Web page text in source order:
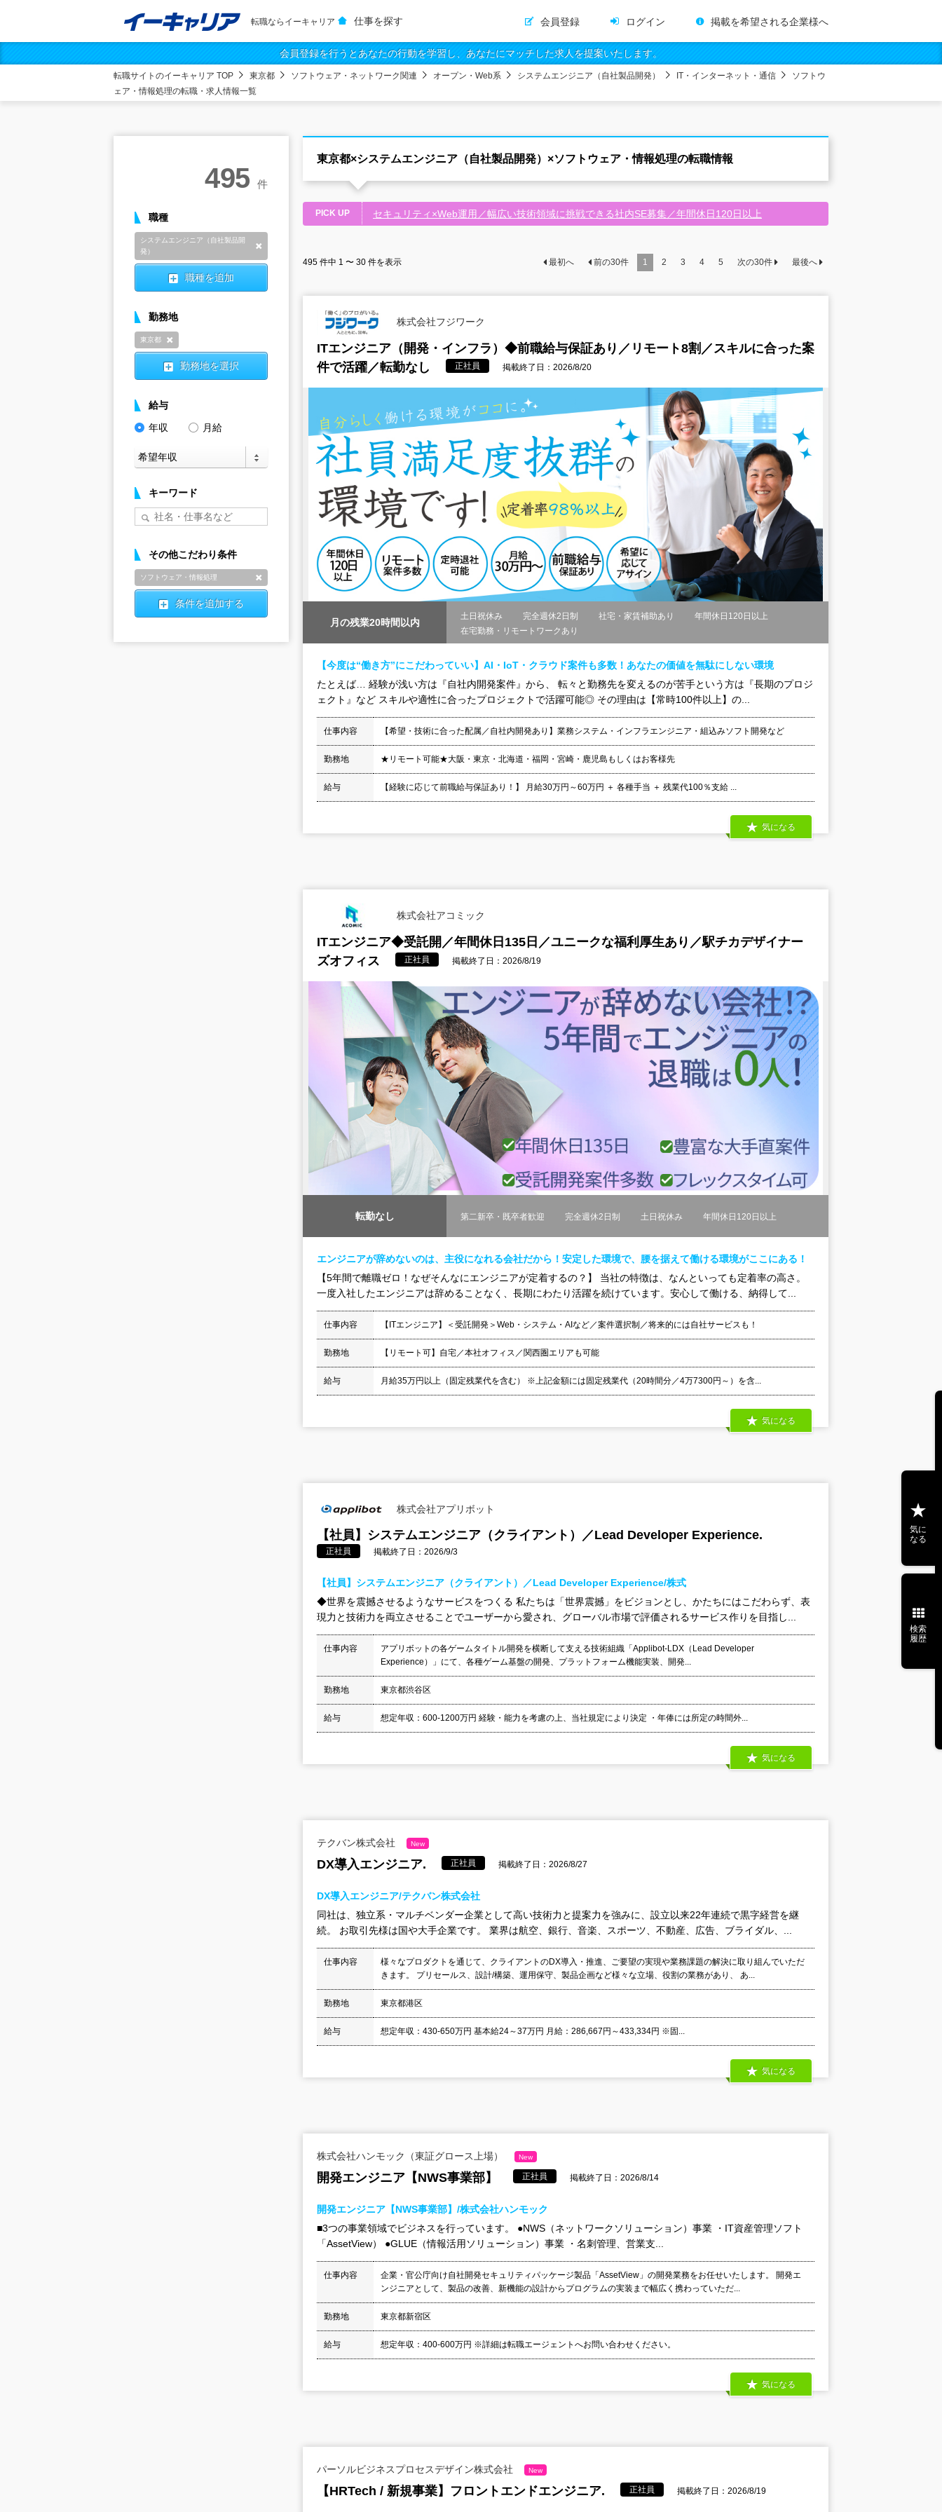
転職ならイーキャリア 仕事を探す 会員登録 ログイン 掲載を希望される企業様へ
会員登録を行うとあなたの行動を学習し、あなたにマッチした求人を提案いたします。
転職サイトのイーキャリア TOP 東京都 ソフトウェア・ネットワーク関連 オープン・Web系 システムエンジニア（自社製品開発） IT・インターネット・通信
ソフトウ
ェア・情報処理の転職・求人情報一覧
東京都×システムエンジニア（自社製品開発）×ソフトウェア・情報処理の転職情報
PICK UP セキュリティ×Web運用／幅広い技術領域に挑戦できる社内SE募集／年間休日120日以上
495 件中 1 〜 30 件を表示 最初へ 前の30件 1 2 3 4 5 次の30件 最後へ
株式会社フジワーク
ITエンジニア（開発・インフラ）◆前職給与保証あり／リモート8割／スキルに合った案
件で活躍／転勤なし
正社員 掲載終了日：2026/8/20
月の残業20時間以内
土日祝休み 完全週休2日制 社宅・家賃補助あり
年間休日120日以上
在宅勤務・リモートワークあり
【今度は“働き方”にこだわっていい】AI・IoT・クラウド案件も多数！あなたの価値を無駄にしない環境
たとえば… 経験が浅い方は『自社内開発案件』から、 転々と勤務先を変えるのが苦手という方は『長期のプロジ
ェクト』など スキルや適性に合ったプロジェクトで活躍可能◎ その理由は【常時100件以上】の...
仕事内容 【希望・技術に合った配属／自社内開発あり】業務システム・インフラエンジニア・組込みソフト開発など
勤務地 ★リモート可能★大阪・東京・北海道・福岡・宮崎・鹿児島もしくはお客様先
給与 【経験に応じて前職給与保証あり！】 月給30万円～60万円 ＋ 各種手当 ＋ 残業代100％支給 ...
気になる
株式会社アコミック
ITエンジニア◆受託開／年間休日135日／ユニークな福利厚生あり／駅チカデザイナー
ズオフィス
正社員 掲載終了日：2026/8/19
転勤なし 第二新卒・既卒者歓迎 完全週休2日制 土日祝休み 年間休日120日以上
エンジニアが辞めないのは、主役になれる会社だから！安定した環境で、腰を据えて働ける環境がここにある！
【5年間で離職ゼロ！なぜそんなにエンジニアが定着するの？】 当社の特徴は、なんといっても定着率の高さ。
一度入社したエンジニアは辞めることなく、長期にわたり活躍を続けています。安心して働ける、納得して...
仕事内容 【ITエンジニア】＜受託開発＞Web・システム・AIなど／案件選択制／将来的には自社サービスも！
勤務地 【リモート可】自宅／本社オフィス／関西圏エリアも可能
給与 月給35万円以上（固定残業代を含む） ※上記金額には固定残業代（20時間分／4万7300円～）を含...
気になる
株式会社アプリボット
【社員】システムエンジニア（クライアント）／Lead Developer Experience.
正社員 掲載終了日：2026/9/3
【社員】システムエンジニア（クライアント）／Lead Developer Experience/株式
◆世界を震撼させるようなサービスをつくる 私たちは「世界震撼」をビジョンとし、かたちにはこだわらず、表
現力と技術力を両立させることでユーザーから愛され、グローバル市場で評価されるサービス作りを目指し...
仕事内容
アプリボットの各ゲームタイトル開発を横断して支える技術組織「Applibot-LDX（Lead Developer
Experience）」にて、各種ゲーム基盤の開発、プラットフォーム機能実装、開発...
勤務地 東京都渋谷区
給与 想定年収：600-1200万円 経験・能力を考慮の上、当社規定により決定 ・年俸には所定の時間外...
気になる
テクバン株式会社 New
DX導入エンジニア. 正社員 掲載終了日：2026/8/27
DX導入エンジニア/テクバン株式会社
同社は、独立系・マルチベンダー企業として高い技術力と提案力を強みに、設立以来22年連続で黒字経営を継
続。 お取引先様は国や大手企業です。 業界は航空、銀行、音楽、スポーツ、不動産、広告、ブライダル、...
仕事内容
様々なプロダクトを通じて、クライアントのDX導入・推進、ご要望の実現や業務課題の解決に取り組んでいただ
きます。 プリセールス、設計/構築、運用保守、製品企画など様々な立場、役割の業務があり、 あ...
勤務地 東京都港区
給与 想定年収：430-650万円 基本給24～37万円 月給：286,667円～433,334円 ※固...
気になる
株式会社ハンモック（東証グロース上場） New
開発エンジニア【NWS事業部】 正社員 掲載終了日：2026/8/14
開発エンジニア【NWS事業部】/株式会社ハンモック
■3つの事業領域でビジネスを行っています。 ●NWS（ネットワークソリューション）事業 ・IT資産管理ソフト
「AssetView） ●GLUE（情報活用ソリューション）事業 ・名刺管理、営業支...
仕事内容
企業・官公庁向け自社開発セキュリティパッケージ製品「AssetView」の開発業務をお任せいたします。 開発エ
ンジニアとして、製品の改善、新機能の設計からプログラムの実装まで幅広く携わっていただ...
勤務地 東京都新宿区
給与 想定年収：400-600万円 ※詳細は転職エージェントへお問い合わせください。
気になる
パーソルビジネスプロセスデザイン株式会社 New
【HRTech / 新規事業】フロントエンドエンジニア. 正社員 掲載終了日：2026/8/19
495 件
職種
システムエンジニア（自社製品開
発）
職種を追加
勤務地
東京都
勤務地を選択
給与
年収
月給
キーワード
その他こだわり条件
ソフトウェア・情報処理
条件を追加する
気に
なる
検索
履歴